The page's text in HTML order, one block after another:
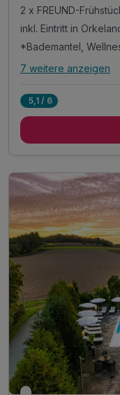
2 x FREUND-
inkl. Eintritt in
*Bademantel,
Alle
2 x FREUND-
inkl. Mountainbikes
inkl. Nordic-
inkl. Flasche Wasser
inkl. Kaffee und
inkl. Tageszeitung
inkl. W-LAN auf Ihrem
inkl. Parkplatz direkt
7 weitere anzeigen
5,1 / 6